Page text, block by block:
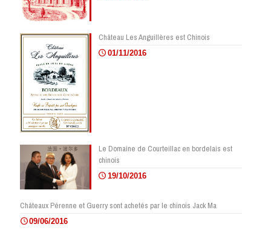
Château Les Anguillères est Chinois
01/11/2016
Le Domaine de Courteillac en bordelais est
chinois
19/10/2016
Châteaux Pérenne et Guerry sont achetés par le chinois Jack Ma
09/06/2016